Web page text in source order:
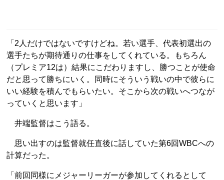
「2人だけではないですけどね。若い選手、代表初選出の
選手たちが期待通りの仕事をしてくれている。もちろん
（プレミア12は）結果にこだわりますし、勝つことが使命
だと思って勝ちにいく。同時にそういう戦いの中で彼らに
いい経験を積んでもらいたい。そこから次の戦いへつなが
っていくと思います」
井端監督はこう語る。
思い出すのは監督就任直後に話していた第6回WBCへの
計算だった。
「前回同様にメジャーリーガーが参加してくれるとして